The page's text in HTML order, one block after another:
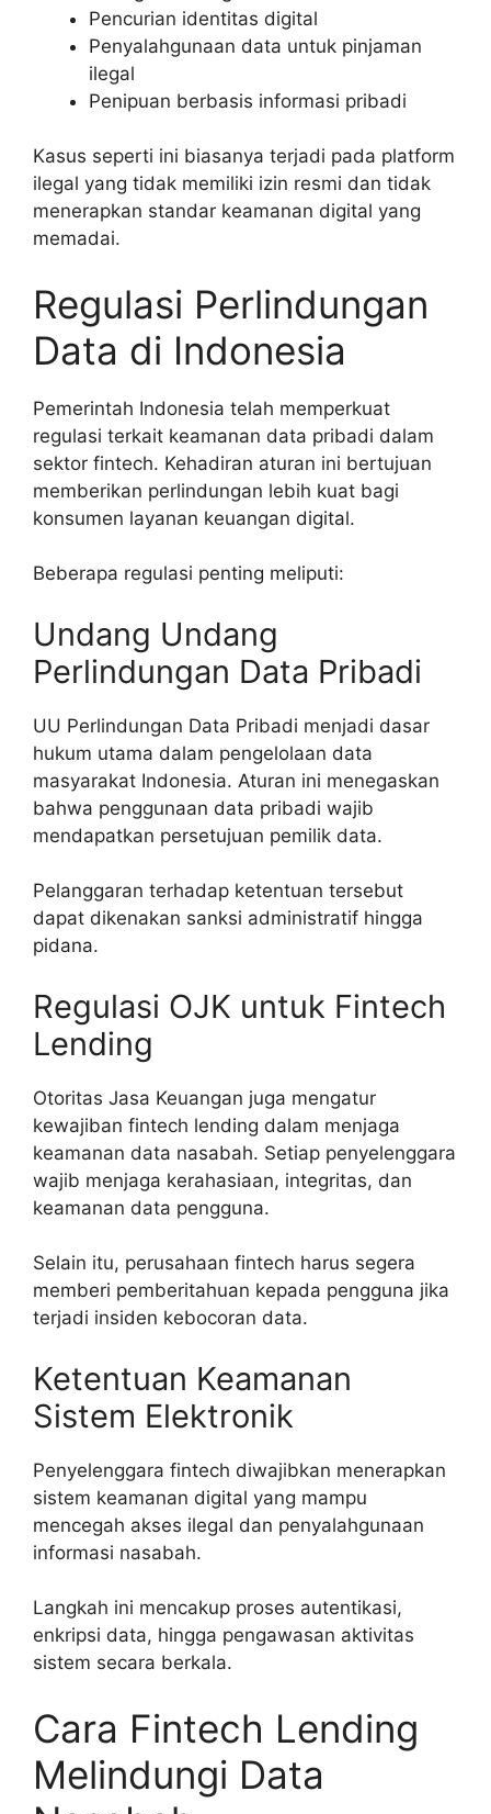
Pencurian identitas digital
Penyalahgunaan data untuk pinjaman
ilegal
Penipuan berbasis informasi pribadi
Kasus seperti ini biasanya terjadi pada platform
ilegal yang tidak memiliki izin resmi dan tidak
menerapkan standar keamanan digital yang
memadai.
Regulasi Perlindungan
Data di Indonesia
Pemerintah Indonesia telah memperkuat
regulasi terkait keamanan data pribadi dalam
sektor fintech. Kehadiran aturan ini bertujuan
memberikan perlindungan lebih kuat bagi
konsumen layanan keuangan digital.
Beberapa regulasi penting meliputi:
Undang Undang
Perlindungan Data Pribadi
UU Perlindungan Data Pribadi menjadi dasar
hukum utama dalam pengelolaan data
masyarakat Indonesia. Aturan ini menegaskan
bahwa penggunaan data pribadi wajib
mendapatkan persetujuan pemilik data.
Pelanggaran terhadap ketentuan tersebut
dapat dikenakan sanksi administratif hingga
pidana.
Regulasi OJK untuk Fintech
Lending
Otoritas Jasa Keuangan juga mengatur
kewajiban fintech lending dalam menjaga
keamanan data nasabah. Setiap penyelenggara
wajib menjaga kerahasiaan, integritas, dan
keamanan data pengguna.
Selain itu, perusahaan fintech harus segera
memberi pemberitahuan kepada pengguna jika
terjadi insiden kebocoran data.
Ketentuan Keamanan
Sistem Elektronik
Penyelenggara fintech diwajibkan menerapkan
sistem keamanan digital yang mampu
mencegah akses ilegal dan penyalahgunaan
informasi nasabah.
Langkah ini mencakup proses autentikasi,
enkripsi data, hingga pengawasan aktivitas
sistem secara berkala.
Cara Fintech Lending
Melindungi Data